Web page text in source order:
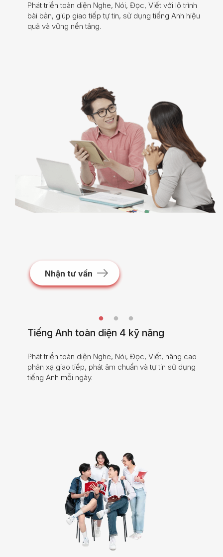
Phát triển toàn diện Nghe, Nói, Đọc, Viết với lộ trình
bài bản, giúp giao tiếp tự tin, sử dụng tiếng Anh hiệu
quả và vững nền tảng.
Nhận tư vấn
Tiếng Anh toàn diện 4 kỹ năng
Phát triển toàn diện Nghe, Nói, Đọc, Viết, nâng cao
phản xạ giao tiếp, phát âm chuẩn và tự tin sử dụng
tiếng Anh mỗi ngày.